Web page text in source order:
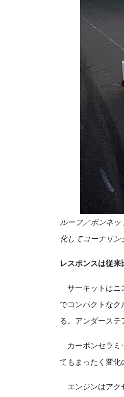
ルーフ／ボンネ
化してコーナリ
レスポンスは従
サーキットはニ
でコンパクトな
る。アンダーステ
カーボンセラミ
てもまったく変化
エンジンはアク